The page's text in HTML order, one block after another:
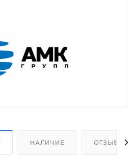
НАЛИЧИЕ ОТЗЫВЫ